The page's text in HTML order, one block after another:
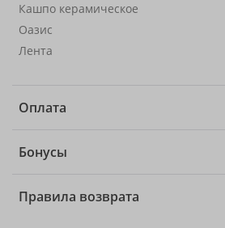
Кашпо керамическое
Оазис
Лента
Оплата
Бонусы
Правила возврата